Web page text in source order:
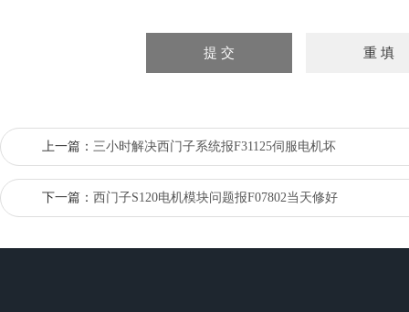
上一篇： 三小时解决西门子系统报F31125伺服电机坏
下一篇： 西门子S120电机模块问题报F07802当天修好